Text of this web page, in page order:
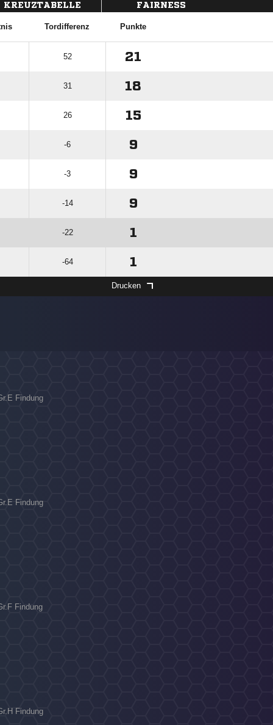
KREUZTABELLE FAIRNESS
Tordifferenz Punkte
52 21
31 18
26 15
-6 9
-3 9
-14 9
-22 1
-64 1
Drucken
Findung
Findung
Findung
Findung